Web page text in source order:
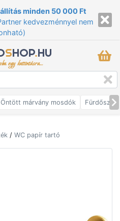
minden 50 000 Ft
kedvezménnyel nem
SHOP.HU
egy kattintásra...
Öntött márvány mosdók
/ WC papír tartó